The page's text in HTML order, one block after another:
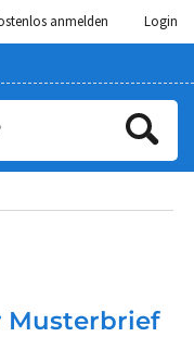
anmelden Login
Musterbrief